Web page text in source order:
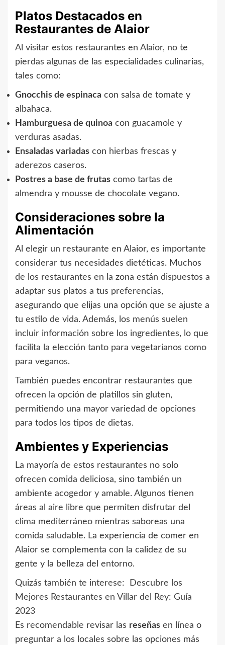
Platos Destacados en
Restaurantes de Alaior
Al visitar estos restaurantes en Alaior, no te
pierdas algunas de las especialidades culinarias,
tales como:
Gnocchis de espinaca con salsa de tomate y
albahaca.
Hamburguesa de quinoa con guacamole y
verduras asadas.
Ensaladas variadas con hierbas frescas y
aderezos caseros.
Postres a base de frutas como tartas de
almendra y mousse de chocolate vegano.
Consideraciones sobre la
Alimentación
Al elegir un restaurante en Alaior, es importante
considerar tus necesidades dietéticas. Muchos
de los restaurantes en la zona están dispuestos a
adaptar sus platos a tus preferencias,
asegurando que elijas una opción que se ajuste a
tu estilo de vida. Además, los menús suelen
incluir información sobre los ingredientes, lo que
facilita la elección tanto para vegetarianos como
para veganos.
También puedes encontrar restaurantes que
ofrecen la opción de platillos sin gluten,
permitiendo una mayor variedad de opciones
para todos los tipos de dietas.
Ambientes y Experiencias
La mayoría de estos restaurantes no solo
ofrecen comida deliciosa, sino también un
ambiente acogedor y amable. Algunos tienen
áreas al aire libre que permiten disfrutar del
clima mediterráneo mientras saboreas una
comida saludable. La experiencia de comer en
Alaior se complementa con la calidez de su
gente y la belleza del entorno.
Quizás también te interese:
Descubre los
Mejores Restaurantes en Villar del Rey: Guía
2023
Es recomendable revisar las reseñas en línea o
preguntar a los locales sobre las opciones más